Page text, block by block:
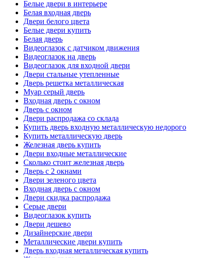
Белые двери в интерьере
Белая входная дверь
Двери белого цвета
Белые двери купить
Белая дверь
Видеоглазок с датчиком движения
Видеоглазок на дверь
Видеоглазок для входной двери
Двери стальные утепленные
Дверь решетка металлическая
Муар серый дверь
Входная дверь с окном
Дверь с окном
Двери распродажа со склада
Купить дверь входную металлическую недорого
Купить металлическую дверь
Железная дверь купить
Двери входные металлические
Сколько стоит железная дверь
Дверь с 2 окнами
Двери зеленого цвета
Входная дверь с окном
Двери скидка распродажа
Серые двери
Видеоглазок купить
Двери дешево
Дизайнерские двери
Металлические двери купить
Дверь входная металлическая купить